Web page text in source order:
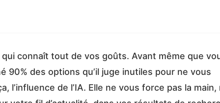
connaît tout de vos goûts. Avant même que
90% des options qu’il juge inutiles pour ne vous
l’influence de l’IA. Elle ne vous force pas la main,